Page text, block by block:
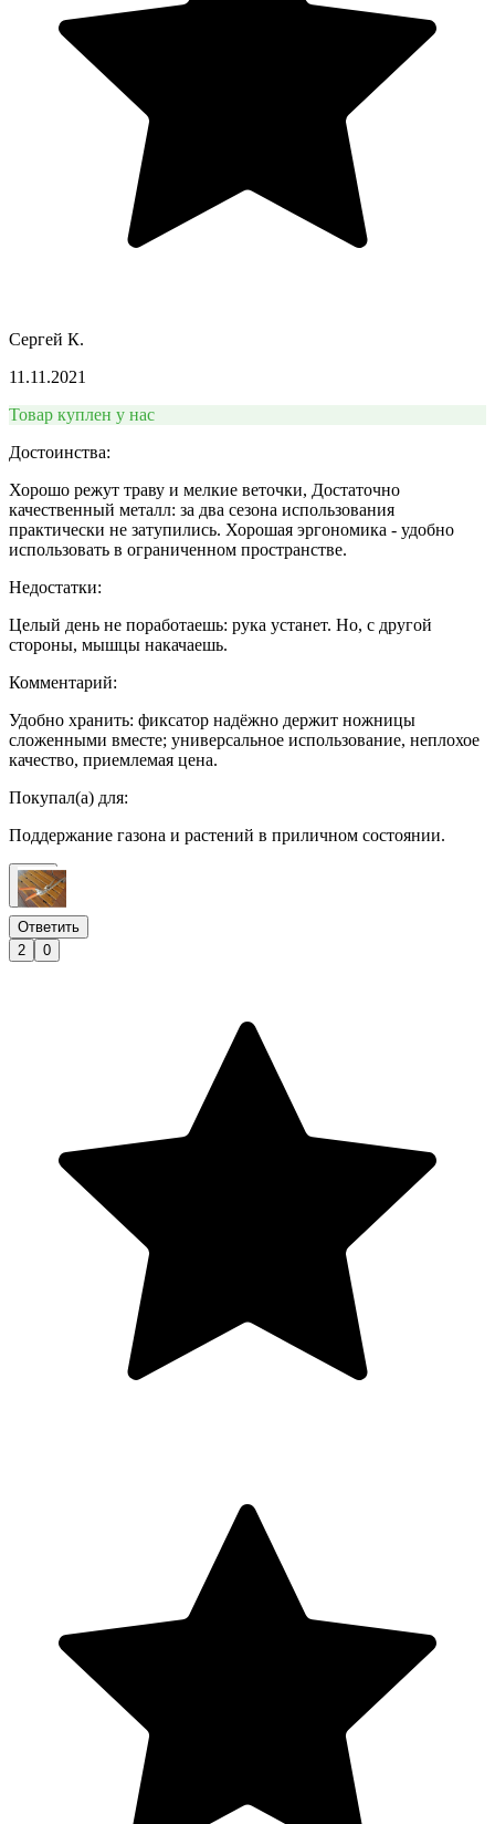
Сергей К.
11.11.2021
Товар куплен у нас
Достоинства:
Хорошо режут траву и мелкие веточки, Достаточно
качественный металл: за два сезона использования
практически не затупились. Хорошая эргономика - удобно
использовать в ограниченном пространстве.
Недостатки:
Целый день не поработаешь: рука устанет. Но, с другой
стороны, мышцы накачаешь.
Комментарий:
Удобно хранить: фиксатор надёжно держит ножницы
сложенными вместе; универсальное использование, неплохое
качество, приемлемая цена.
Покупал(а) для:
Поддержание газона и растений в приличном состоянии.
Ответить
2
0